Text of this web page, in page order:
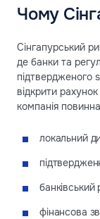
Чому
Сінгапурський
де банки та
підтвердженого
відкрити
компанія
локальний
банківський
фінансова